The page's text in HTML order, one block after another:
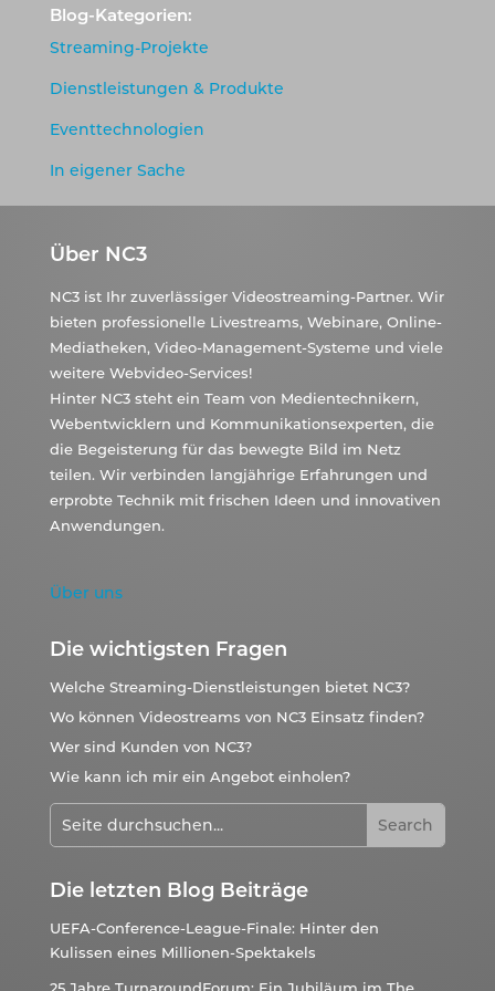
Blog-Kategorien:
Streaming-Projekte
Dienstleistungen & Produkte
Eventtechnologien
In eigener Sache
Über NC3
NC3 ist Ihr zuverlässiger Videostreaming-Partner. Wir
bieten professionelle Livestreams, Webinare, Online-
Mediatheken, Video-Management-Systeme und viele
weitere Webvideo-Services!
Hinter NC3 steht ein Team von Medientechnikern,
Webentwicklern und Kommunikationsexperten, die
die Begeisterung für das bewegte Bild im Netz
teilen. Wir verbinden langjährige Erfahrungen und
erprobte Technik mit frischen Ideen und innovativen
Anwendungen.
Über uns
Die wichtigsten Fragen
Welche Streaming-Dienstleistungen bietet NC3?
Wo können Videostreams von NC3 Einsatz finden?
Wer sind Kunden von NC3?
Wie kann ich mir ein Angebot einholen?
Die letzten Blog Beiträge
UEFA-Conference-League-Finale: Hinter den
Kulissen eines Millionen-Spektakels